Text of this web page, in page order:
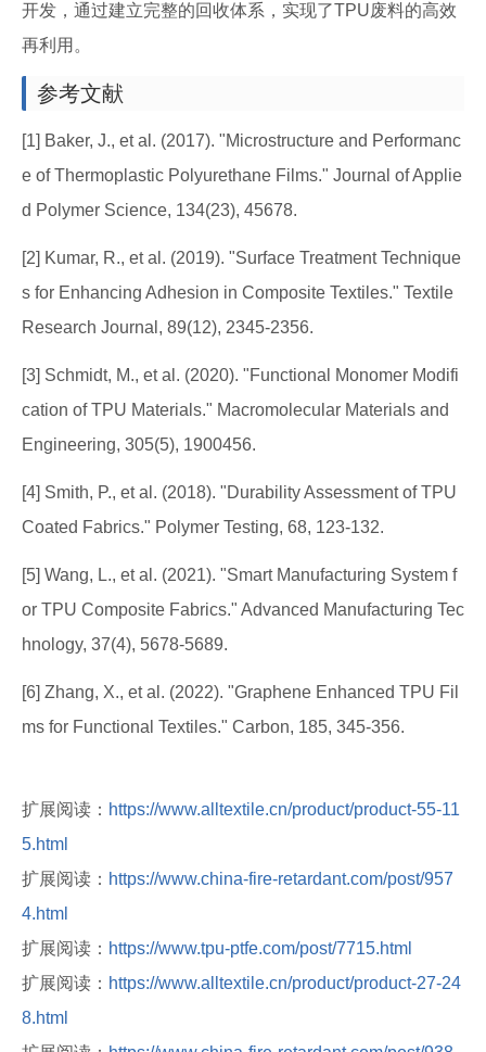
开发，通过建立完整的回收体系，实现了TPU废料的高效
再利用。
参考文献
[1] Baker, J., et al. (2017). "Microstructure and Performanc
e of Thermoplastic Polyurethane Films." Journal of Applie
d Polymer Science, 134(23), 45678.
[2] Kumar, R., et al. (2019). "Surface Treatment Technique
s for Enhancing Adhesion in Composite Textiles." Textile
Research Journal, 89(12), 2345-2356.
[3] Schmidt, M., et al. (2020). "Functional Monomer Modifi
cation of TPU Materials." Macromolecular Materials and
Engineering, 305(5), 1900456.
[4] Smith, P., et al. (2018). "Durability Assessment of TPU
Coated Fabrics." Polymer Testing, 68, 123-132.
[5] Wang, L., et al. (2021). "Smart Manufacturing System f
or TPU Composite Fabrics." Advanced Manufacturing Tec
hnology, 37(4), 5678-5689.
[6] Zhang, X., et al. (2022). "Graphene Enhanced TPU Fil
ms for Functional Textiles." Carbon, 185, 345-356.
扩展阅读： https://www.alltextile.cn/product/product-55-11
5.html
扩展阅读： https://www.china-fire-retardant.com/post/957
4.html
扩展阅读： https://www.tpu-ptfe.com/post/7715.html
扩展阅读： https://www.alltextile.cn/product/product-27-24
8.html